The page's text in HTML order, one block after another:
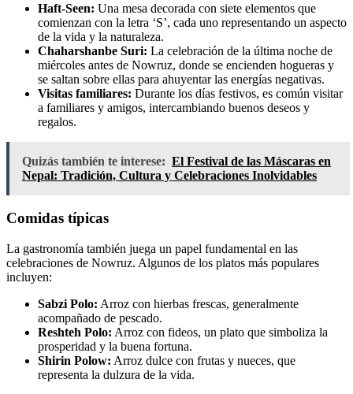
Haft-Seen: Una mesa decorada con siete elementos que
comienzan con la letra ‘S’, cada uno representando un aspecto
de la vida y la naturaleza.
Chaharshanbe Suri: La celebración de la última noche de
miércoles antes de Nowruz, donde se encienden hogueras y
se saltan sobre ellas para ahuyentar las energías negativas.
Visitas familiares: Durante los días festivos, es común visitar
a familiares y amigos, intercambiando buenos deseos y
regalos.
Quizás también te interese: El Festival de las Máscaras en
Nepal: Tradición, Cultura y Celebraciones Inolvidables
Comidas típicas
La gastronomía también juega un papel fundamental en las
celebraciones de Nowruz. Algunos de los platos más populares
incluyen:
Sabzi Polo: Arroz con hierbas frescas, generalmente
acompañado de pescado.
Reshteh Polo: Arroz con fideos, un plato que simboliza la
prosperidad y la buena fortuna.
Shirin Polow: Arroz dulce con frutas y nueces, que
representa la dulzura de la vida.